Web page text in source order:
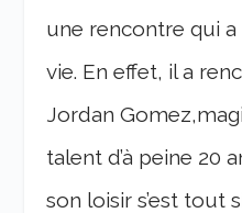
une rencontre qui
vie. En effet, il a
Jordan
talent d’à peine 20
son loisir s’est tout